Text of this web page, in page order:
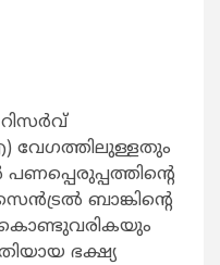
വേഗത്തിലുള്ളതും
ബാങ്കിന്റെ
കൊണ്ടുവരികയും
ഭക്ഷ്യ